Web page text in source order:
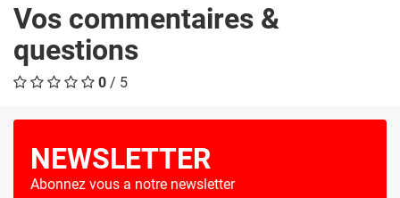
Vos commentaires &
questions
0 / 5
NEWSLETTER
Abonnez vous a notre newsletter